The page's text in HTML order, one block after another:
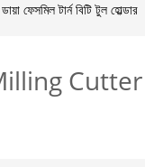
টার্ন বিটি টুল হোল্ডার
32